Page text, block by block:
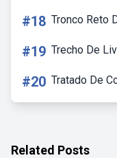
#18 Tronco Reto
#19 Trecho De
#20 Tratado De
Related Posts